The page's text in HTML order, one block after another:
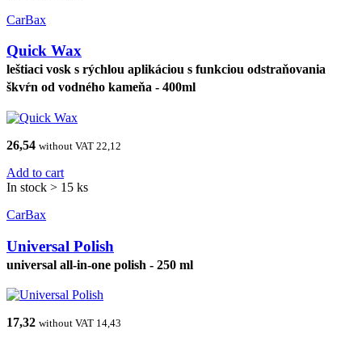
CarBax
Quick Wax
leštiaci vosk s rýchlou aplikáciou s funkciou odstraňovania
škvŕn od vodného kameňa - 400ml
26,54 without VAT 22,12
Add to cart
In stock > 15 ks
CarBax
Universal Polish
universal all-in-one polish - 250 ml
17,32 without VAT 14,43